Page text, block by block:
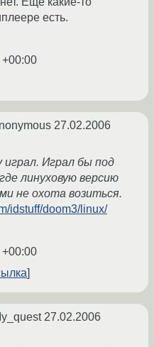
есть.
27.02.2006
играл. Играл бы под
линуховую версию
не охота возиться.
idstuff/doom3/linux/
27.02.2006